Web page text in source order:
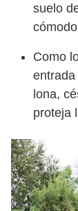
suelo
Como
lona,
proteja